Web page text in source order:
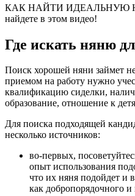
КАК НАЙТИ ИДЕАЛЬНУЮ
найдете в этом видео!
Где искать няню
Поиск хорошей няни займет
приемом на работу нужно
квалификацию сиделки,
образование, отношение к
Для поиска подходящей
несколько источников:
во-первых,
опыт использования
что их няня подойдет и
как добропорядочного